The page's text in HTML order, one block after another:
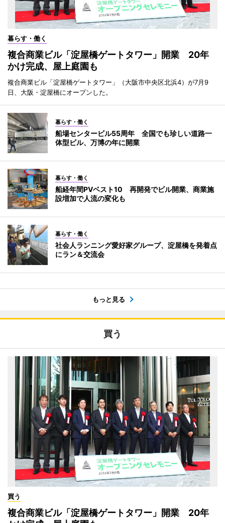
暮らす・働く
複合商業ビル「淀屋橋ゲートタワー」開業 20年
かけ完成、屋上庭園も
複合商業ビル「淀屋橋ゲートタワー」（大阪市中央区北浜4）が7月9
日、大阪・淀屋橋にオープンした。
暮らす・働く
船場センタービル55周年 全国でも珍しい道路一
体型ビル、万博の年に開業
暮らす・働く
船経年間PVベスト10 再開発でビル開業、商業施
設増加で人流の変化も
暮らす・働く
社会人ランニング愛好家グループ、淀屋橋を発着点
にラン＆交流会
もっと見る
買う
買う
複合商業ビル「淀屋橋ゲートタワー」開業 20年